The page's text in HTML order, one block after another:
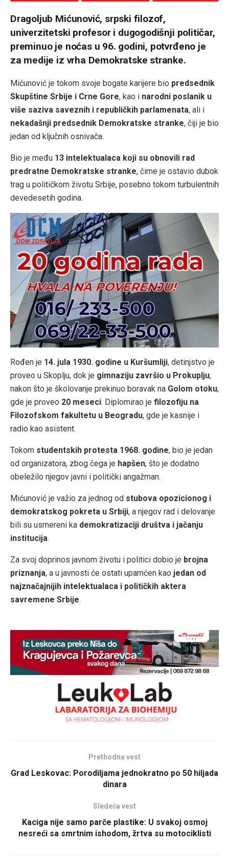
Dragoljub Mićunović, srpski filozof,
univerzitetski profesor i dugogodišnji političar,
preminuo je noćas u 96. godini, potvrđeno je
za medije iz vrha Demokratske stranke.
Mićunović je tokom svoje bogate karijere bio predsednik
Skupštine Srbije i Crne Gore, kao i narodni poslanik u
više saziva saveznih i republičkih parlamenata, ali i
nekadašnji predsednik Demokratske stranke, čiji je bio
jedan od ključnih osnivača.
Bio je među 13 intelektualaca koji su obnovili rad
predratne Demokratske stranke, čime je ostavio dubok
trag u političkom životu Srbije, posebno tokom turbulentnih
devedesetih godina.
Rođen je 14. jula 1930. godine u Kuršumliji, detinjstvo je
proveo u Skoplju, dok je gimnaziju završio u Prokuplju,
nakon što je školovanje prekinuo boravak na Golom otoku,
gde je proveo 20 meseci. Diplomirao je filozofiju na
Filozofskom fakultetu u Beogradu, gde je kasnije i
radio kao asistent.
Tokom studentskih protesta 1968. godine, bio je jedan
od organizatora, zbog čega je hapšen, što je dodatno
obeležilo njegov javni i politički angažman.
Mićunović je važio za jednog od stubova opozicionog i
demokratskog pokreta u Srbiji, a njegov rad i delovanje
bili su usmereni ka demokratizaciji društva i jačanju
institucija.
Za svoj doprinos javnom životu i politici dobio je brojna
priznanja, a u javnosti će ostati upamćen kao jedan od
najznačajnijih intelektualaca i političkih aktera
savremene Srbije.
Prethodna vest
Grad Leskovac: Porodiljama jednokratno po 50 hiljada
dinara
Sledeća vest
Kaciga nije samo parče plastike: U svakoj osmoj
nesreći sa smrtnim ishodom, žrtva su motociklisti